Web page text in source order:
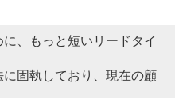
に、もっと短いリードタイ
に固執しており、現在の顧